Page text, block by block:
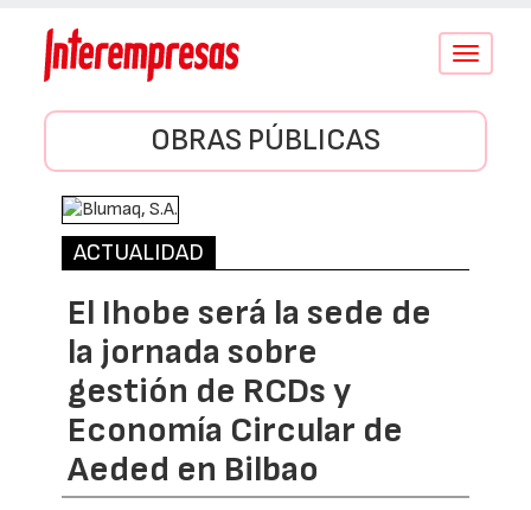
Conmutar
OBRAS PÚBLICAS
ACTUALIDAD
El Ihobe será la sede de
la jornada sobre
gestión de RCDs y
Economía Circular de
Aeded en Bilbao